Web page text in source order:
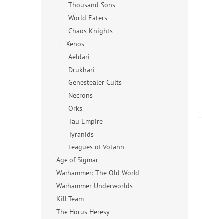
Thousand Sons
World Eaters
Chaos Knights
Xenos
Aeldari
Drukhari
Genestealer Cults
Necrons
Orks
Tau Empire
Tyranids
Leagues of Votann
Age of Sigmar
Warhammer: The Old World
Warhammer Underworlds
Kill Team
The Horus Heresy